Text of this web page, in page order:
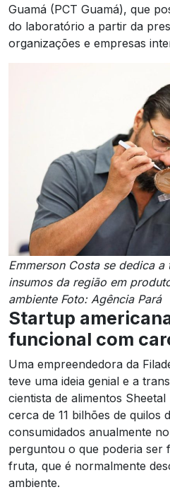
Guamá (PCT Guamá), que
do laboratório a partir da
organizações e empresas
Emmerson Costa se dedica
insumos da região em
ambiente Foto: Agência Pará
Startup
funcional com
Uma empreendedora da
teve uma ideia genial e a
cientista de alimentos
cerca de 11 bilhões de quilos
consumidados anualmente
perguntou o que poderia ser
fruta, que é normalmente
ambiente.